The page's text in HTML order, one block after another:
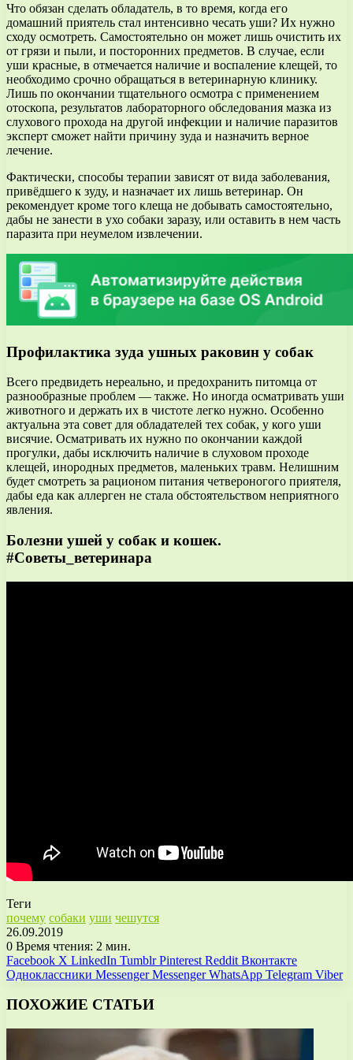
Что обязан сделать обладатель, в то время, когда его
домашний приятель стал интенсивно чесать уши? Их нужно
сходу осмотреть. Самостоятельно он может лишь очистить их
от грязи и пыли, и посторонних предметов. В случае, если
уши красные, в отмечается наличие и воспаление клещей, то
необходимо срочно обращаться в ветеринарную клинику.
Лишь по окончании тщательного осмотра с применением
отоскопа, результатов лабораторного обследования мазка из
слухового прохода на другой инфекции и наличие паразитов
эксперт сможет найти причину зуда и назначить верное
лечение.
Фактически, способы терапии зависят от вида заболевания,
привёдшего к зуду, и назначает их лишь ветеринар. Он
рекомендует кроме того клеща не добывать самостоятельно,
дабы не занести в ухо собаки заразу, или оставить в нем часть
паразита при неумелом извлечении.
Профилактика зуда ушных раковин у собак
Всего предвидеть нереально, и предохранить питомца от
разнообразные проблем — также. Но иногда осматривать уши
животного и держать их в чистоте легко нужно. Особенно
актуальна эта совет для обладателей тех собак, у кого уши
висячие. Осматривать их нужно по окончании каждой
прогулки, дабы исключить наличие в слуховом проходе
клещей, инородных предметов, маленьких травм. Нелишним
будет смотреть за рационом питания четвероногого приятеля,
дабы еда как аллерген не стала обстоятельством неприятного
явления.
Болезни ушей у собак и кошек.
#Советы_ветеринара
Теги
почему собаки уши чешутся
26.09.2019
0 Время чтения: 2 мин.
Facebook X LinkedIn Tumblr Pinterest Reddit Вконтакте
Одноклассники Messenger Messenger WhatsApp Telegram Viber
ПОХОЖИЕ СТАТЬИ